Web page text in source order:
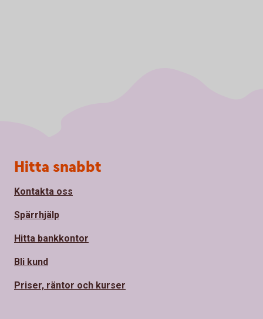
Sidfot
Hitta snabbt
Kontakta oss
Spärrhjälp
Hitta bankkontor
Bli kund
Priser, räntor och kurser